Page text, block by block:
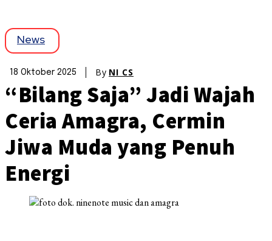
News
18 Oktober 2025 By NI CS
“Bilang Saja” Jadi Wajah
Ceria Amagra, Cermin
Jiwa Muda yang Penuh
Energi